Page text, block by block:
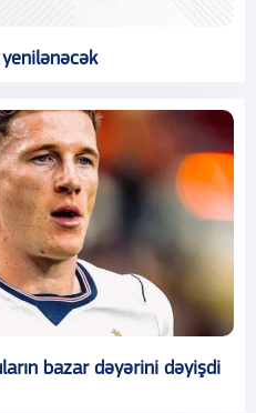
yenilənəcək
bazar dəyərini dəyişdi